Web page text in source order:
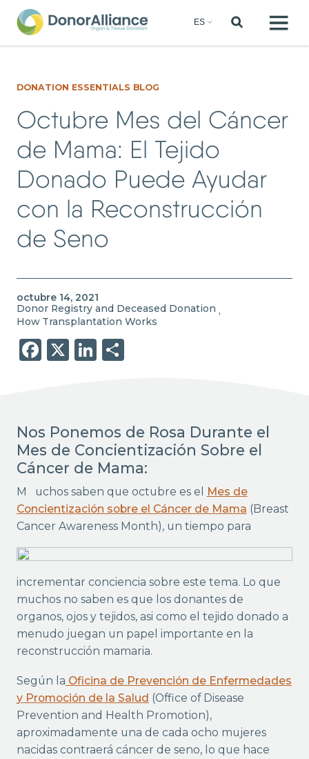
DONATION ESSENTIALS BLOG
Octubre Mes del Cáncer
de Mama: El Tejido
Donado Puede Ayudar
con la Reconstrucción
de Seno
octubre 14, 2021
Donor Registry and Deceased Donation ,
How Transplantation Works
Facebook
X LinkedIn
Share
Nos Ponemos de Rosa Durante el
Mes de Concientización Sobre el
Cáncer de Mama:
Muchos saben que octubre es el
Mes de
Concientización sobre el Cáncer de Mama (Breast
Cancer Awareness Month), un tiempo para
incrementar conciencia sobre este tema. Lo que
muchos no saben es que los donantes de
organos, ojos y tejidos, asi como el tejido donado a
menudo juegan un papel importante en la
reconstrucción mamaria.
Según la Oficina de Prevención de Enfermedades
y Promoción de la Salud (Office of Disease
Prevention and Health Promotion),
aproximadamente una de cada ocho mujeres
nacidas contraerá cáncer de seno, lo que hace